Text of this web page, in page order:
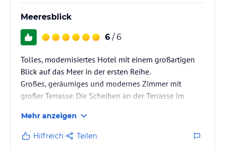
Meeresblick
6 / 6
Tolles, modernisiertes Hotel mit einem großartigen
Blick auf das Meer in der ersten Reihe.
Großes, geräumiges und modernes Zimmer mit
großer Terrasse. Die Scheiben an der Terrasse im
Wind geschützt und ließen den Blick auf das Meer
überall zu. Das fanden wir besonders gut gelöst.
Das Essen war ebenfalls hervorragend.
Mehr anzeigen
Hilfreich Teilen